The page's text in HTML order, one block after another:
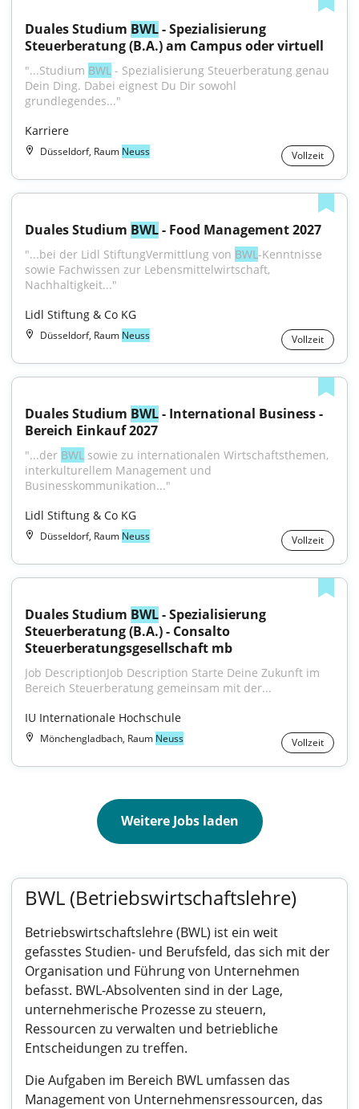
Duales Studium BWL - Spezialisierung
Steuerberatung (B.A.) am Campus oder virtuell
"...Studium BWL - Spezialisierung Steuerberatung genau
Dein Ding. Dabei eignest Du Dir sowohl
grundlegendes..."
Karriere
Düsseldorf, Raum Neuss Vollzeit
Duales Studium BWL - Food Management 2027
"...bei der Lidl StiftungVermittlung von BWL-Kenntnisse
sowie Fachwissen zur Lebensmittelwirtschaft,
Nachhaltigkeit..."
Lidl Stiftung & Co KG
Düsseldorf, Raum Neuss Vollzeit
Duales Studium BWL - International Business -
Bereich Einkauf 2027
"...der BWL sowie zu internationalen Wirtschaftsthemen,
interkulturellem Management und
Businesskommunikation..."
Lidl Stiftung & Co KG
Düsseldorf, Raum Neuss Vollzeit
Duales Studium BWL - Spezialisierung
Steuerberatung (B.A.) - Consalto
Steuerberatungsgesellschaft mb
Job DescriptionJob Description Starte Deine Zukunft im
Bereich Steuerberatung gemeinsam mit der...
IU Internationale Hochschule
Mönchengladbach, Raum Neuss Vollzeit
Weitere Jobs laden
BWL (Betriebswirtschaftslehre)
Betriebswirtschaftslehre (BWL) ist ein weit
gefasstes Studien- und Berufsfeld, das sich mit der
Organisation und Führung von Unternehmen
befasst. BWL-Absolventen sind in der Lage,
unternehmerische Prozesse zu steuern,
Ressourcen zu verwalten und betriebliche
Entscheidungen zu treffen.
Die Aufgaben im Bereich BWL umfassen das
Management von Unternehmensressourcen, das